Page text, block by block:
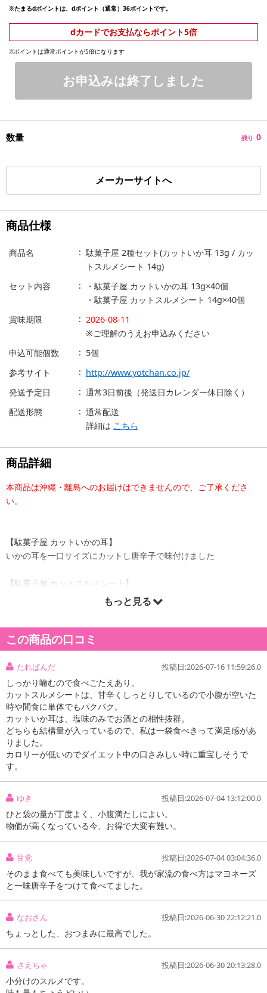
※たまるdポイントは、dポイント（通常）36ポイントです。
dカードでお支払ならポイント5倍
※ポイントは通常ポイントが5倍になります
お申込みは終了しました
数量 残り 0
メーカーサイトへ
商品仕様
商品名
駄菓子屋 2種セット(カットいか耳 13g / カッ
トスルメシート 14g)
セット内容
・駄菓子屋 カットいかの耳 13g×40個
・駄菓子屋 カットスルメシート 14g×40個
賞味期限
2026-08-11
※ご理解のうえお申込みください
申込可能個数
5個
参考サイト
http://www.yotchan.co.jp/
発送予定日
通常3日前後（発送日カレンダー休日除く）
配送形態
通常配送
詳細は こちら
商品詳細
本商品は沖縄・離島へのお届けはできませんので、ご了承くださ
い。
【駄菓子屋 カットいかの耳】
いかの耳を一口サイズにカットし唐辛子で味付けました
【駄菓子屋 カットスルメシート】
いかを砂糖等で調味し一口サイズにカットしました
【駄菓子屋 カットいかの耳】
【駄菓子屋 カットスルメシート】
もっと見る
この商品の口コミ
たれぱんだ 投稿日:2026-07-16 11:59:26.0
しっかり噛むので食べごたえあり。
カットスルメシートは、甘辛くしっとりしているので小腹が空いた
時や間食に単体でもパクパク。
カットいか耳は、塩味のみでお酒との相性抜群。
どちらも結構量が入っているので、私は一袋食べきって満足感があ
りました。
カロリーが低いのでダイエット中の口さみしい時に重宝しそうで
す。
ゆき 投稿日:2026-07-04 13:12:00.0
ひと袋の量が丁度よく、小腹満たしによい。
物価が高くなっている今、お得で大変有難い。
甘党 投稿日:2026-07-04 03:04:36.0
そのまま食べても美味しいですが、我が家流の食べ方はマヨネーズ
と一味唐辛子をつけて食べてました。
なおさん 投稿日:2026-06-30 22:12:21.0
ちょっとした、おつまみに最高でした。
さえちゃ 投稿日:2026-06-30 20:13:28.0
小分けのスルメです。